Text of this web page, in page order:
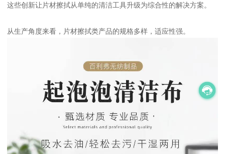
这些创新让片材擦拭从单纯的清洁工具升级为综合性的解决方案。
从生产角度来看，片材擦拭类产品的规格多样，适应性强。